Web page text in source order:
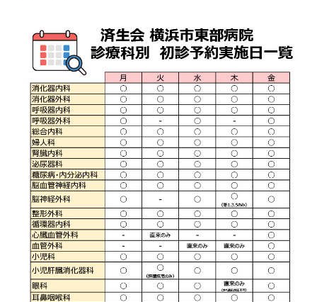
特長
東部病院の特長
一歩先の医療の提供
広報誌「とーぶたいむ」
公式SNSアカウント一覧
ご来院にあたって
交通アクセス
院内のルールについて
フロアマップ
院内施設のご案内
LINEサービスについて
無料低額診療のご案内
東部病院の就労支援サービス
訪問看護指示書について
医療関係者向け講習・研修
人材開発センター
当院退職後のカルテ閲覧手続きについて
当院退職後のカルテ閲覧手続き
クラウドファンディング
診療予約
予約変更・確認
ご相談・お問い合わせ
取材の申し込み プライバシーポリシー